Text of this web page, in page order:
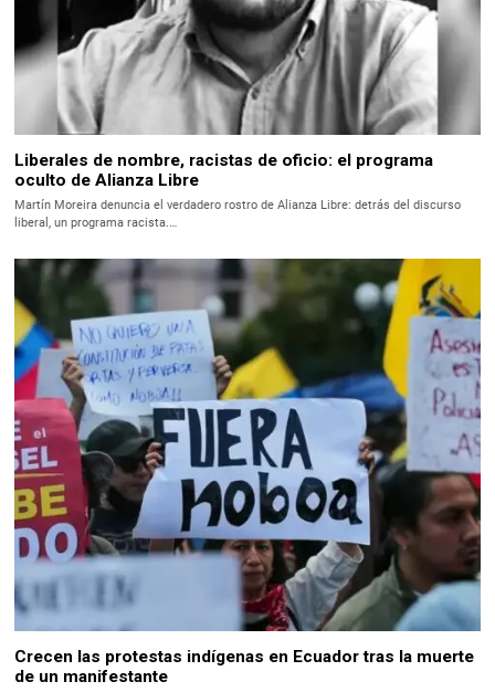
Liberales de nombre, racistas de oficio: el programa
oculto de Alianza Libre
Martín Moreira denuncia el verdadero rostro de Alianza Libre: detrás del discurso
liberal, un programa racista.…
Crecen las protestas indígenas en Ecuador tras la muerte
de un manifestante